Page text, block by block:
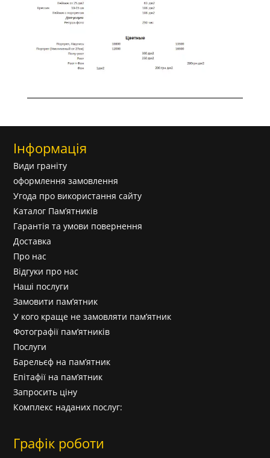
Інформація
Види граніту
оформлення замовлення
Угода про використання сайту
Каталог Пам’ятників
Гарантія та умови повернення
Доставка
Про нас
Відгуки про нас
Наші послуги
Замовити пам’ятник
У кого краще не замовляти пам’ятник
Фотографії пам’ятників
Послуги
Барельєф на пам’ятник
Епітафії на пам’ятник
Запросить ціну
Комплекс наданих послуг:
Графік роботи